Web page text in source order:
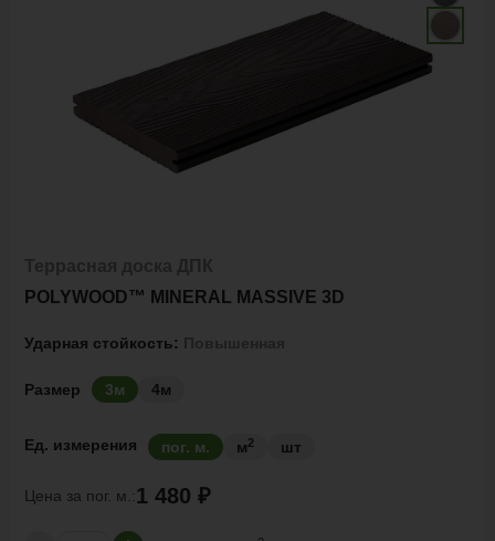
POLYWOOD™ MINERAL MASSIVE 3D
Ударная стойкость:
Размер 3м 4м
Ед. измерения пог. м. м2 шт
Цена за пог. м.:1 480 ₽